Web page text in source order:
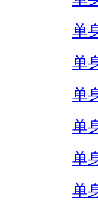
单
单
单
单
单
单